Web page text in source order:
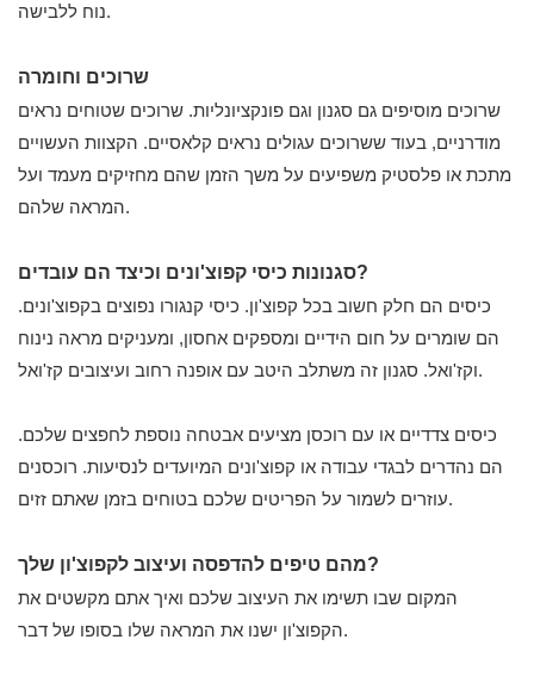
נוח ללבישה.
שרוכים וחומרה
שרוכים מוסיפים גם סגנון וגם פונקציונליות. שרוכים שטוחים נראים
מודרניים, בעוד ששרוכים עגולים נראים קלאסיים. הקצוות העשויים
מתכת או פלסטיק משפיעים על משך הזמן שהם מחזיקים מעמד ועל
המראה שלהם.
סגנונות כיסי קפוצ'ונים וכיצד הם עובדים?
כיסים הם חלק חשוב בכל קפוצ'ון. כיסי קנגורו נפוצים בקפוצ'ונים.
הם שומרים על חום הידיים ומספקים אחסון, ומעניקים מראה נינוח
וקז'ואל. סגנון זה משתלב היטב עם אופנה רחוב ועיצובים קז'ואל.
כיסים צדדיים או עם רוכסן מציעים אבטחה נוספת לחפצים שלכם.
הם נהדרים לבגדי עבודה או קפוצ'ונים המיועדים לנסיעות. רוכסנים
עוזרים לשמור על הפריטים שלכם בטוחים בזמן שאתם זזים.
מהם טיפים להדפסה ועיצוב לקפוצ'ון שלך?
המקום שבו תשימו את העיצוב שלכם ואיך אתם מקשטים את
הקפוצ'ון ישנו את המראה שלו בסופו של דבר.